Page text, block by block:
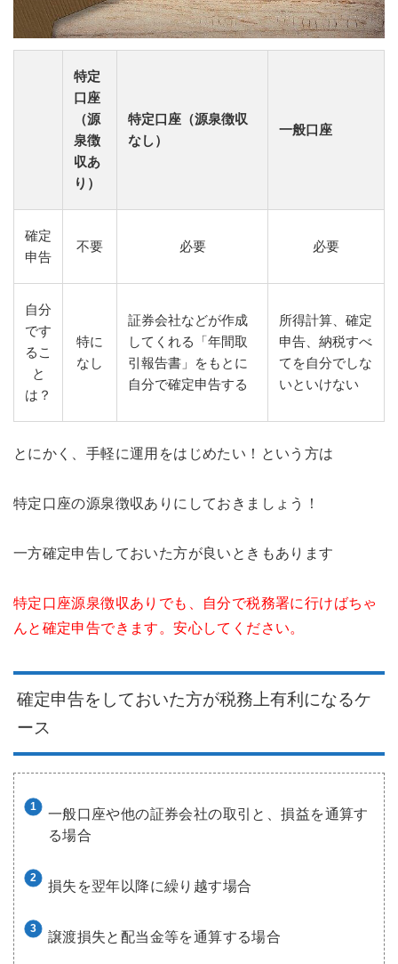
特定
口座
（源
泉徴
収あ
り）
特定口座（源泉徴収
なし）
一般口座
確定
申告
不要 必要 必要
自分
です
るこ
と
は？
特に
なし
証券会社などが作成
してくれる「年間取
引報告書」をもとに
自分で確定申告する
所得計算、確定
申告、納税すべ
てを自分でしな
いといけない
とにかく、手軽に運用をはじめたい！という方は
特定口座の源泉徴収ありにしておきましょう！
一方確定申告しておいた方が良いときもあります
特定口座源泉徴収ありでも、自分で税務署に行けばちゃ
んと確定申告できます。安心してください。
確定申告をしておいた方が税務上有利になるケ
ース
一般口座や他の証券会社の取引と、損益を通算す
る場合
損失を翌年以降に繰り越す場合
譲渡損失と配当金等を通算する場合